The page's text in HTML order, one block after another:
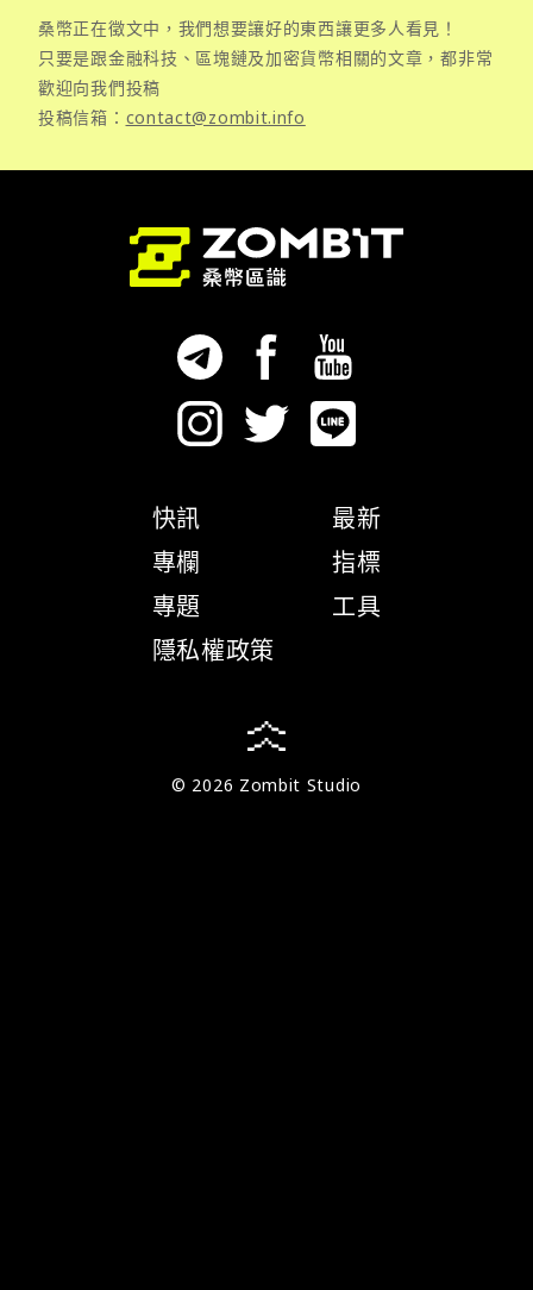
桑幣正在徵文中，我們想要讓好的東西讓更多人看見！
只要是跟金融科技、區塊鏈及加密貨幣相關的文章，都非常
歡迎向我們投稿
投稿信箱： contact@zombit.info
快訊
專欄
專題
隱私權政策
最新
指標
工具
© 2026 Zombit Studio